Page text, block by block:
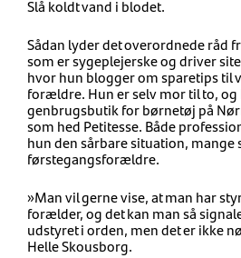
Slå koldt vand i blodet.
Sådan lyder det overordnede råd
som er sygeplejerske og driver
hvor hun blogger om sparetips til
forældre. Hun er selv mor til to,
genbrugsbutik for børnetøj på
som hed Petitesse. Både
hun den sårbare situation, mange
førstegangsforældre.
»Man vil gerne vise, at man har
forælder, og det kan man så
udstyret i orden, men det er ikke
Helle Skousborg.